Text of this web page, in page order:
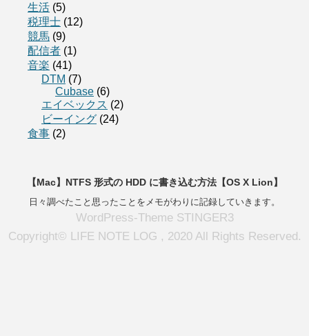
生活 (5)
税理士 (12)
競馬 (9)
配信者 (1)
音楽 (41)
DTM (7)
Cubase (6)
エイベックス (2)
ビーイング (24)
食事 (2)
【Mac】NTFS 形式の HDD に書き込む方法【OS X Lion】
日々調べたこと思ったことをメモがわりに記録していきます。
WordPress-Theme STINGER3
Copyright© LIFE NOTE LOG , 2020 All Rights Reserved.